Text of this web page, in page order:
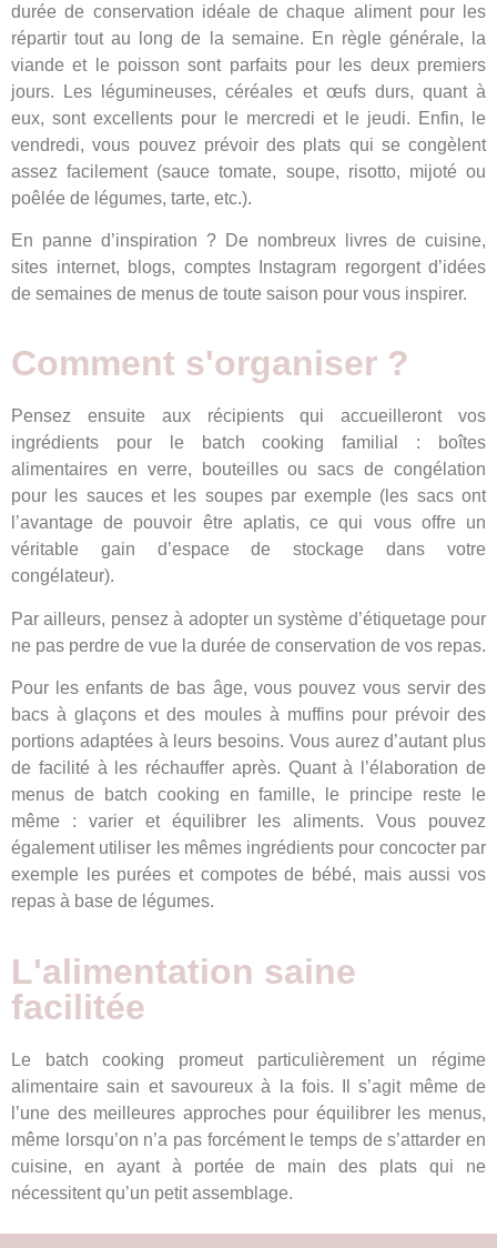
durée de conservation idéale de chaque aliment pour les
répartir tout au long de la semaine. En règle générale, la
viande et le poisson sont parfaits pour les deux premiers
jours. Les légumineuses, céréales et œufs durs, quant à
eux, sont excellents pour le mercredi et le jeudi. Enfin, le
vendredi, vous pouvez prévoir des plats qui se congèlent
assez facilement (sauce tomate, soupe, risotto, mijoté ou
poêlée de légumes, tarte, etc.).
En panne d’inspiration ? De nombreux livres de cuisine,
sites internet, blogs, comptes Instagram regorgent d’idées
de semaines de menus de toute saison pour vous inspirer.
Comment s'organiser ?
Pensez ensuite aux récipients qui accueilleront vos
ingrédients pour le batch cooking familial : boîtes
alimentaires en verre, bouteilles ou sacs de congélation
pour les sauces et les soupes par exemple (les sacs ont
l’avantage de pouvoir être aplatis, ce qui vous offre un
véritable gain d’espace de stockage dans votre
congélateur).
Par ailleurs, pensez à adopter un système d’étiquetage pour
ne pas perdre de vue la durée de conservation de vos repas.
Pour les enfants de bas âge, vous pouvez vous servir des
bacs à glaçons et des moules à muffins pour prévoir des
portions adaptées à leurs besoins. Vous aurez d’autant plus
de facilité à les réchauffer après. Quant à l’élaboration de
menus de batch cooking en famille, le principe reste le
même : varier et équilibrer les aliments. Vous pouvez
également utiliser les mêmes ingrédients pour concocter par
exemple les purées et compotes de bébé, mais aussi vos
repas à base de légumes.
L'alimentation saine
facilitée
Le batch cooking promeut particulièrement un régime
alimentaire sain et savoureux à la fois. Il s’agit même de
l’une des meilleures approches pour équilibrer les menus,
même lorsqu’on n’a pas forcément le temps de s’attarder en
cuisine, en ayant à portée de main des plats qui ne
nécessitent qu’un petit assemblage.